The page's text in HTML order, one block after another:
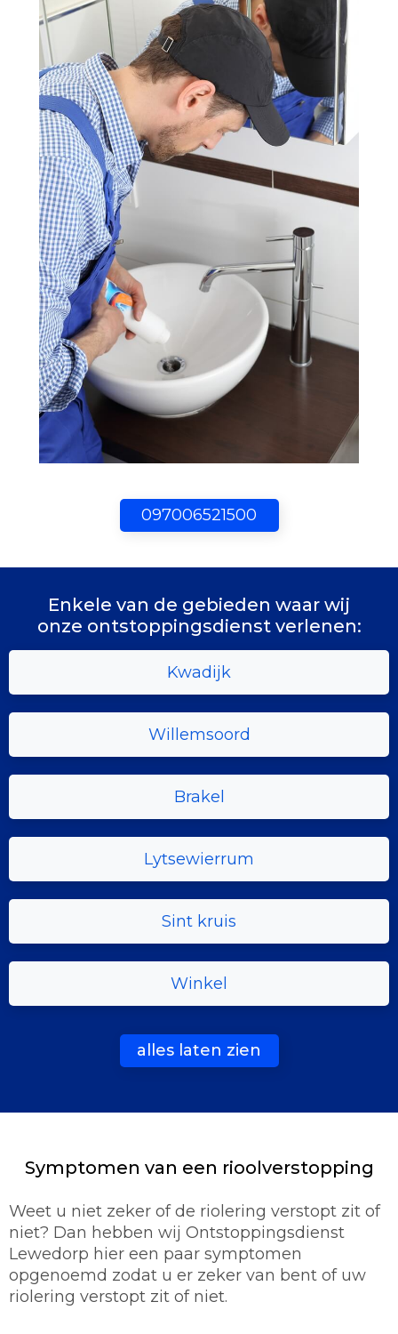
097006521500
Enkele van de gebieden waar wij
onze ontstoppingsdienst verlenen:
Kwadijk
Willemsoord
Brakel
Lytsewierrum
Sint kruis
Winkel
alles laten zien
Symptomen van een rioolverstopping
Weet u niet zeker of de riolering verstopt zit of
niet? Dan hebben wij Ontstoppingsdienst
Lewedorp hier een paar symptomen
opgenoemd zodat u er zeker van bent of uw
riolering verstopt zit of niet.